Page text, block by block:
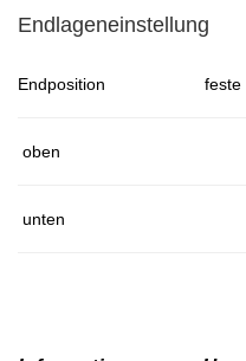
Endlageneinstellung
Endposition feste
oben
unten